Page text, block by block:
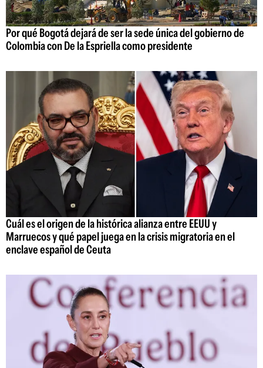
Por qué Bogotá dejará de ser la sede única del gobierno de
Colombia con De la Espriella como presidente
Cuál es el origen de la histórica alianza entre EEUU y
Marruecos y qué papel juega en la crisis migratoria en el
enclave español de Ceuta